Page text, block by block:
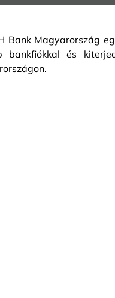
Bank Magyarország
bankfiókkal és